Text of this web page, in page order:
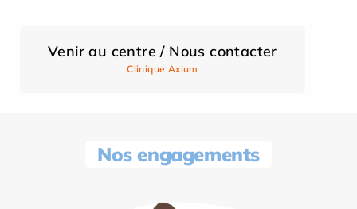
Venir au centre / Nous contacter
Clinique Axium
Nos engagements